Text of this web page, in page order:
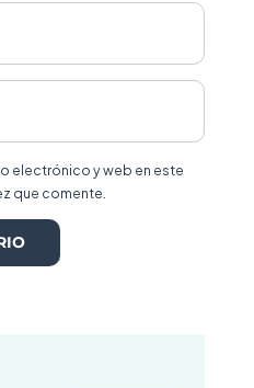
electrónico y web en este
que comente.